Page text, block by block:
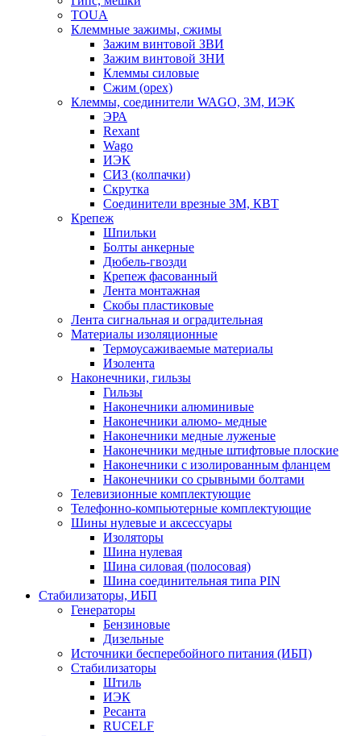
TOUA
Клеммные зажимы, сжимы
Зажим винтовой ЗВИ
Зажим винтовой ЗНИ
Клеммы силовые
Сжим (орех)
Клеммы, соединители WAGO, 3M, ИЭК
ЭРА
Rexant
Wago
ИЭК
СИЗ (колпачки)
Скрутка
Соединители врезные 3M, КВТ
Крепеж
Шпильки
Болты анкерные
Дюбель-гвозди
Крепеж фасованный
Лента монтажная
Скобы пластиковые
Лента сигнальная и оградительная
Материалы изоляционные
Термоусаживаемые матeриалы
Изолента
Наконечники, гильзы
Гильзы
Наконечники алюминивые
Наконечники алюмо- медные
Наконечники медные луженые
Наконечники медные штифтовые плоские
Наконечники с изолированным фланцем
Наконечники со срывными болтами
Телевизионные комплектующие
Телефонно-компьютерные комплектующие
Шины нулевые и аксессуары
Изоляторы
Шина нулевая
Шина силовая (полосовая)
Шина соединительная типа PIN
Стабилизаторы, ИБП
Генераторы
Бензиновые
Дизельные
Источники бесперебойного питания (ИБП)
Стабилизаторы
Штиль
ИЭК
Ресанта
RUCELF